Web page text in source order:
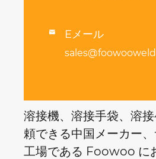
 Eメール
溶接機、溶接手袋、溶
頼できる中国メーカー、
工場である Foowoo に